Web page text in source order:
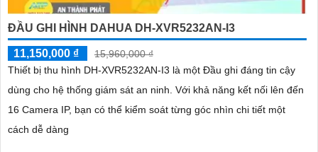
ĐẦU GHI HÌNH DAHUA DH-XVR5232AN-I3
11,150,000 ₫
15,960,000 ₫
Thiết bị thu hình DH-XVR5232AN-I3 là một Đầu ghi đáng tin cậy
dùng cho hệ thống giám sát an ninh. Với khả năng kết nối lên đến
16 Camera IP, bạn có thể kiểm soát từng góc nhìn chi tiết một
cách dễ dàng